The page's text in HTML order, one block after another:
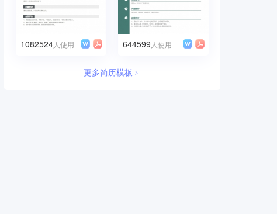
1082524人使用 644599人使用
更多简历模板﹥